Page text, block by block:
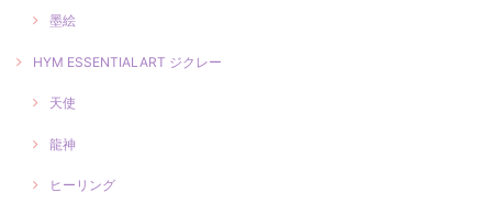
墨絵
HYM ESSENTIALART ジクレー
天使
龍神
ヒーリング